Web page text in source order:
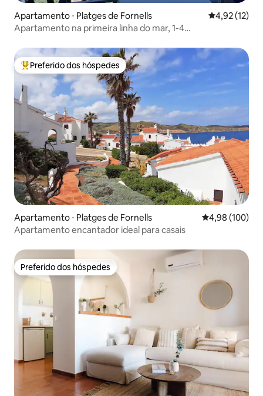
Apartamento ⋅ Platges de Fornells 4,92 de uma
4,92 (12)
Apartamento na primeira linha do mar, 1-4
Entre os melhores preferidos dos hóspedes
Preferido dos hóspedes
Apartamento ⋅ Platges de Fornells 4,98 de uma
4,98 (100)
Apartamento encantador ideal para casais
Preferido dos hóspedes
Preferido dos hóspedes